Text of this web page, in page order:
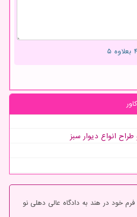
انواع دیوار سبز
خود در هند به دادگاه عالی دهلی نو